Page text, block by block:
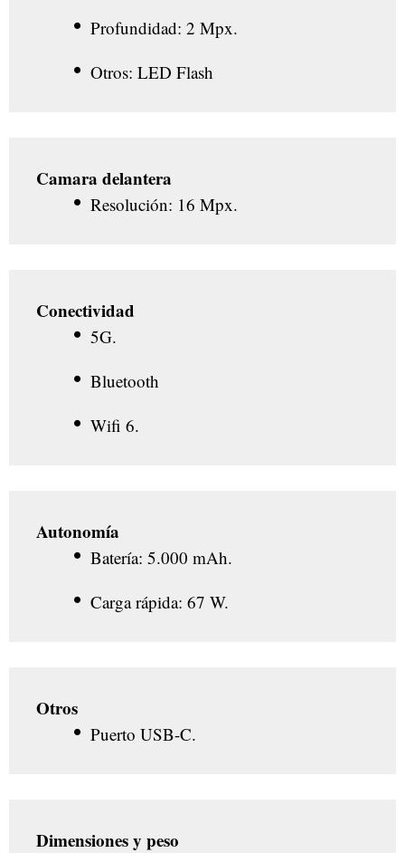
Profundidad: 2 Mpx.
Otros: LED Flash
Camara delantera
Resolución: 16 Mpx.
Conectividad
5G.
Bluetooth
Wifi 6.
Autonomía
Batería: 5.000 mAh.
Carga rápida: 67 W.
Otros
Puerto USB-C.
Dimensiones y peso